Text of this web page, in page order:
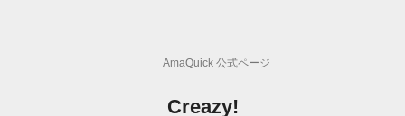
AmaQuick 公式ページ
Creazy!